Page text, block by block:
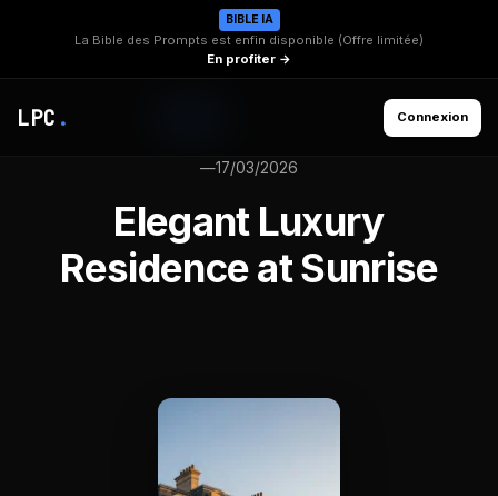
BIBLE IA
La Bible des Prompts est enfin disponible (Offre limitée)
En profiter →
LPC . Connexion
—17/03/2026
Elegant Luxury
Residence at Sunrise